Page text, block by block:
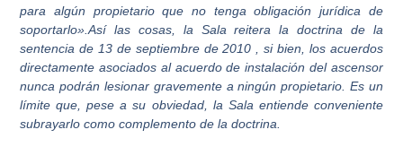
para algún propietario que no tenga obligación jurídica de
soportarlo».Así las cosas, la Sala reitera la doctrina de la
sentencia de 13 de septiembre de 2010 , si bien, los acuerdos
directamente asociados al acuerdo de instalación del ascensor
nunca podrán lesionar gravemente a ningún propietario. Es un
límite que, pese a su obviedad, la Sala entiende conveniente
subrayarlo como complemento de la doctrina.